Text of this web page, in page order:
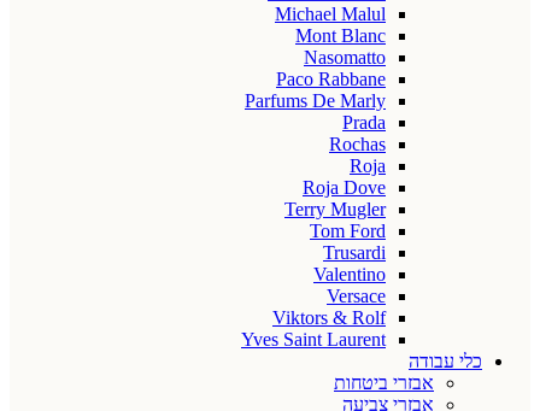
Michael Malul
Mont Blanc
Nasomatto
Paco Rabbane
Parfums De Marly
Prada
Rochas
Roja
Roja Dove
Terry Mugler
Tom Ford
Trusardi
Valentino
Versace
Viktors & Rolf
Yves Saint Laurent
כלי עבודה
אבזרי ביטחות
אבזרי צביעה